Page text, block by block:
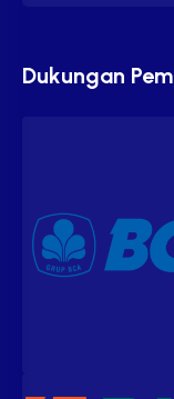
Dukungan